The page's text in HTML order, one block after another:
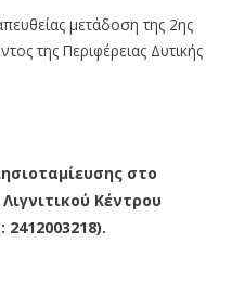
μετάδοση της 2ης
της Περιφέρειας Δυτικής
στο
Κέντρου
2412003218).